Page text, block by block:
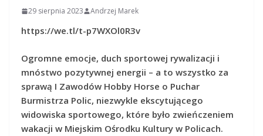
29 sierpnia 2023 Andrzej Marek
https://we.tl/t-p7WXOl0R3v
Ogromne emocje, duch sportowej rywalizacji i
mnóstwo pozytywnej energii – a to wszystko za
sprawą I Zawodów Hobby Horse o Puchar
Burmistrza Polic, niezwykle ekscytującego
widowiska sportowego, które było zwieńczeniem
wakacji w Miejskim Ośrodku Kultury w Policach.